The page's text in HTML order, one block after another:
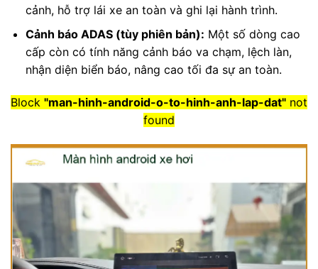
cảnh, hỗ trợ lái xe an toàn và ghi lại hành trình.
Cảnh báo ADAS (tùy phiên bản): Một số dòng cao
cấp còn có tính năng cảnh báo va chạm, lệch làn,
nhận diện biển báo, nâng cao tối đa sự an toàn.
Block "man-hinh-android-o-to-hinh-anh-lap-dat" not
found